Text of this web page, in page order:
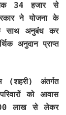
34 हजार से
ने योजना के
साथ अनुबंध कर
अनुदान प्राप्त
(शहरी) अंतर्गत
को आवास
लाख से लेकर